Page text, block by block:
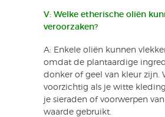
V: Welke etherische oliën
veroorzaken?
A: Enkele oliën kunnen
omdat de plantaardige
donker of geel van kleur zijn.
voorzichtig als je witte
je sieraden of voorwerpen
waarde gebruikt.